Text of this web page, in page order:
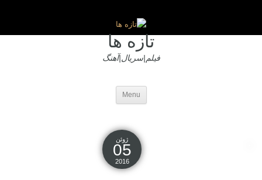
تازه ها
فیلم|سریال|آهنگ
Menu
ژوئن
05
2016